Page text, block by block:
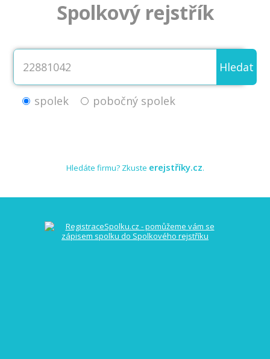
Spolkový rejstřík
Hledat
spolek pobočný spolek
Hledáte firmu? Zkuste erejstříky.cz.